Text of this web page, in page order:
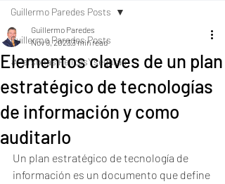
Guillermo Paredes Posts
#Personas FelicesYseguras
Guillermo Paredes Posts
Elementos claves de un plan
estratégico de tecnologías
de información y como
auditarlo
Guillermo Paredes
Nov 9, 20233 min read
Un plan estratégico de tecnología de
información es un documento que define